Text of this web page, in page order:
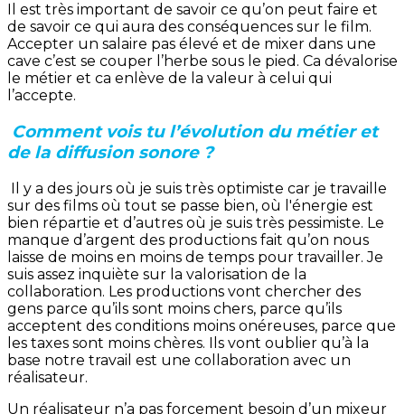
Il est très important de savoir ce qu’on peut faire et
de savoir ce qui aura des conséquences sur le film.
Accepter un salaire pas élevé et de mixer dans une
cave c’est se couper l’herbe sous le pied. Ca dévalorise
le métier et ca enlève de la valeur à celui qui
l’accepte.
Comment vois tu l’évolution du métier et
de la diffusion sonore ?
Il y a des jours où je suis très optimiste car je travaille
sur des films où tout se passe bien, où l'énergie est
bien répartie et d’autres où je suis très pessimiste. Le
manque d’argent des productions fait qu’on nous
laisse de moins en moins de temps pour travailler. Je
suis assez inquiète sur la valorisation de la
collaboration. Les productions vont chercher des
gens parce qu’ils sont moins chers, parce qu’ils
acceptent des conditions moins onéreuses, parce que
les taxes sont moins chères. Ils vont oublier qu’à la
base notre travail est une collaboration avec un
réalisateur.
Un réalisateur n’a pas forcement besoin d’un mixeur